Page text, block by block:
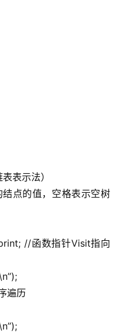
表示法）
点的值，空格表示空树
//函数指针Visit指向
遍历